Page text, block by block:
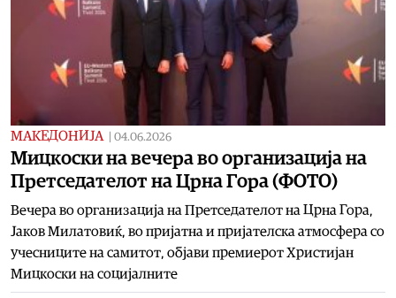
МАКЕДОНИЈА 04.06.2026
Мицкоски на вечера во организација на
Претседателот на Црна Гора (ФОТО)
Вечера во организација на Претседателот на Црна Гора,
Јаков Милатовиќ, во пријатна и пријателска атмосфера со
учесниците на самитот, објави премиерот Христијан
Мицкоски на социјалните